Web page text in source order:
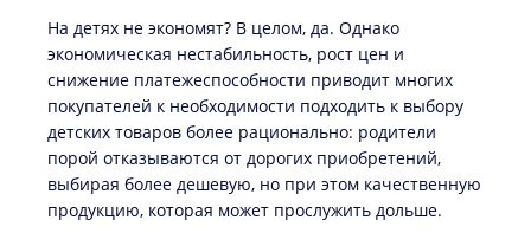
На детях не экономят? В целом, да. Однако
экономическая нестабильность, рост цен и
снижение платежеспособности приводит многих
покупателей к необходимости подходить к выбору
детских товаров более рационально: родители
порой отказываются от дорогих приобретений,
выбирая более дешевую, но при этом качественную
продукцию, которая может прослужить дольше.